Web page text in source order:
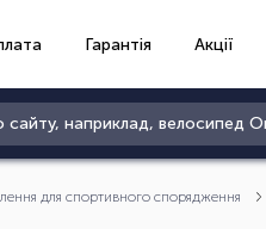
Гарантія Акції
для спортивного спорядження